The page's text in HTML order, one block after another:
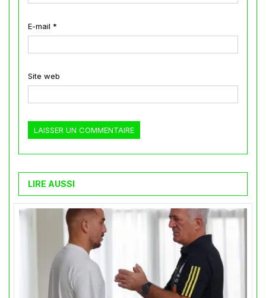
E-mail *
Site web
LIRE AUSSI